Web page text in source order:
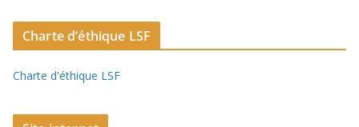
Charte d’éthique LSF
Charte d'éthique LSF